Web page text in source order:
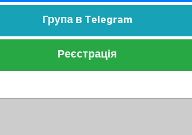
дрібно, а готовому салату
Кінзу за бажання можна
Група в Telegram
Реєстрація